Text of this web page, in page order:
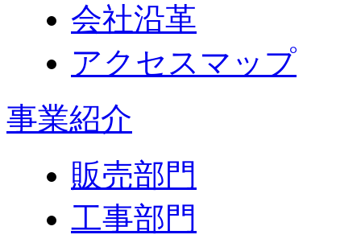
会社沿革
アクセスマップ
事業紹介
販売部門
工事部門